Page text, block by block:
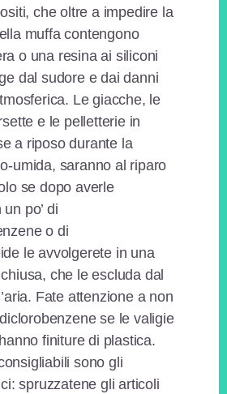
che oltre a impedire la
muffa contengono
o una resina ai siliconi
dal sudore e dai danni
Le giacche, le
e le pelletterie in
a riposo durante la
umida, saranno al riparo
se dopo averle
po’ di
o di
le avvolgerete in una
che le escluda dal
Fate attenzione a non
se le valigie
finiture di plastica.
sono gli
spruzzatene gli articoli